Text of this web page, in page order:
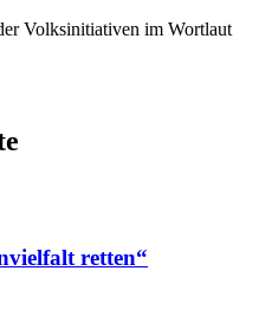
Volksinitiativen im Wortlaut
retten“